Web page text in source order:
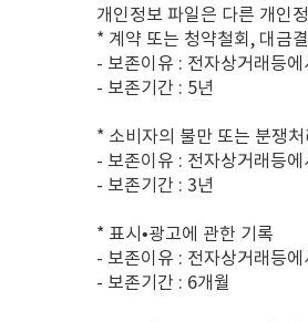
개인정보 파일은 다른 개인
* 계약 또는 청약철회, 대금
- 보존이유 : 전자상거래등
- 보존기간 : 5년
* 소비자의 불만 또는 분쟁
- 보존이유 : 전자상거래등
- 보존기간 : 3년
* 표시•광고에 관한 기록
- 보존이유 : 전자상거래등
- 보존기간 : 6개월